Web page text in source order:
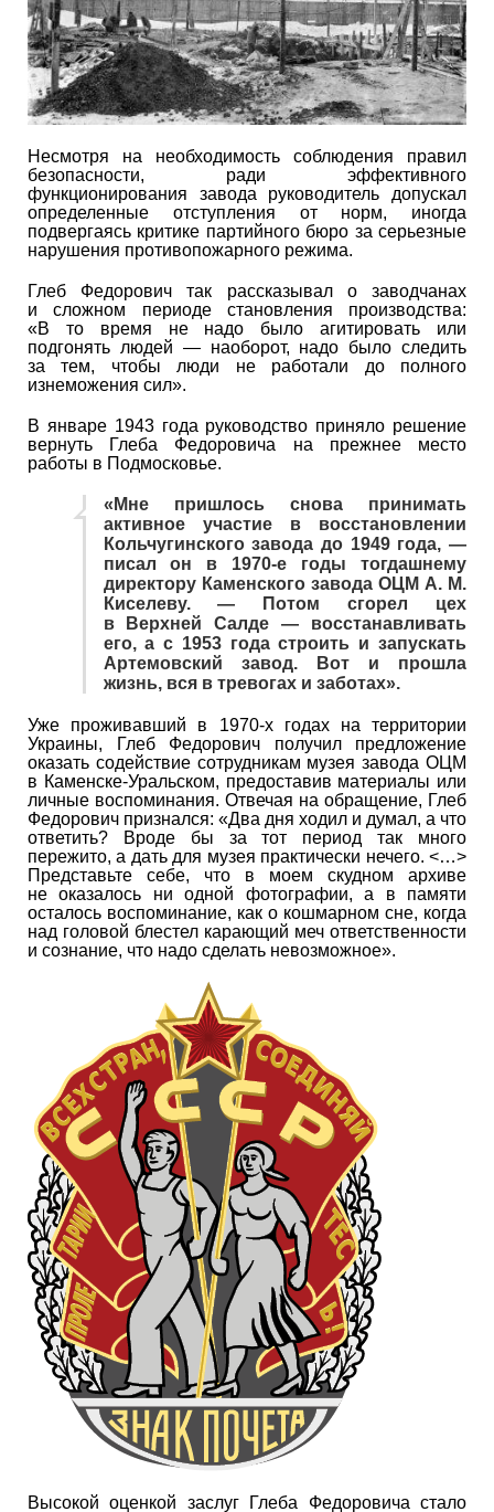
Несмотря на необходимость соблюдения правил
безопасности, ради эффективного
функционирования завода руководитель допускал
определенные отступления от норм, иногда
подвергаясь критике партийного бюро за серьезные
нарушения противопожарного режима.
Глеб Федорович так рассказывал о заводчанах
и сложном периоде становления производства:
«В то время не надо было агитировать или
подгонять людей — наоборот, надо было следить
за тем, чтобы люди не работали до полного
изнеможения сил».
В январе 1943 года руководство приняло решение
вернуть Глеба Федоровича на прежнее место
работы в Подмосковье.
«Мне пришлось снова принимать
активное участие в восстановлении
Кольчугинского завода до 1949 года, —
писал он в 1970-е годы тогдашнему
директору Каменского завода ОЦМ А. М.
Киселеву. — Потом сгорел цех
в Верхней Салде — восстанавливать
его, а с 1953 года строить и запускать
Артемовский завод. Вот и прошла
жизнь, вся в тревогах и заботах».
Уже проживавший в 1970-х годах на территории
Украины, Глеб Федорович получил предложение
оказать содействие сотрудникам музея завода ОЦМ
в Каменске-Уральском, предоставив материалы или
личные воспоминания. Отвечая на обращение, Глеб
Федорович признался: «Два дня ходил и думал, а что
ответить? Вроде бы за тот период так много
пережито, а дать для музея практически нечего. <…>
Представьте себе, что в моем скудном архиве
не оказалось ни одной фотографии, а в памяти
осталось воспоминание, как о кошмарном сне, когда
над головой блестел карающий меч ответственности
и сознание, что надо сделать невозможное».
Высокой оценкой заслуг Глеба Федоровича стало